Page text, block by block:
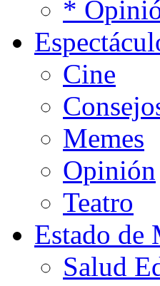
*
Cine
Memes
Opinión
Teatro
Estado de
Salud